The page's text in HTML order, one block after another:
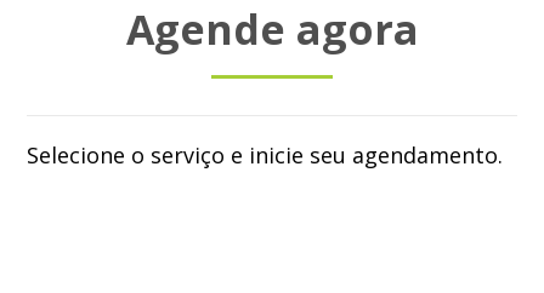
Agende agora
Selecione o serviço e inicie seu agendamento.